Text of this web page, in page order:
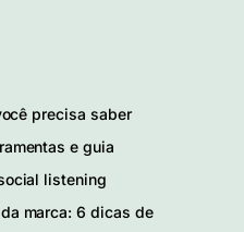
precisa saber
e guia
listening
marca: 6 dicas de